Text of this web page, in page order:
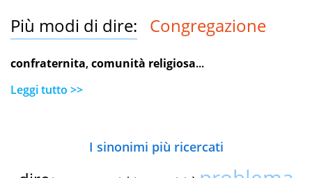
Più modi di dire: Congregazione
confraternita,comunità religiosa...
Leggi tutto >>
I sinonimi più ricercati